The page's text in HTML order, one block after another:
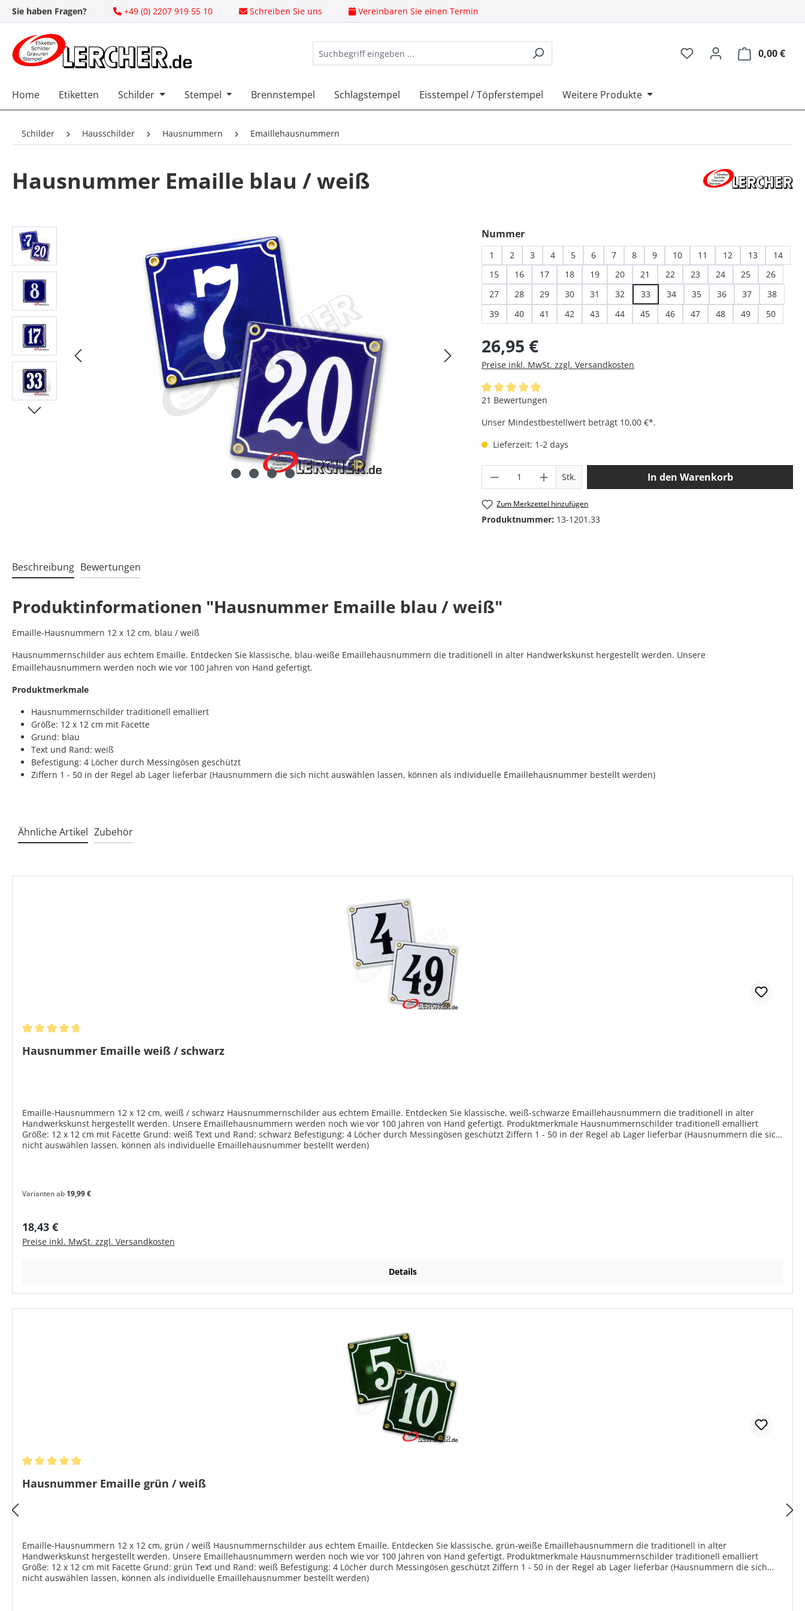
Hauptinhalt springen
Zur Suche springen
Zur Hauptnavigation springen
Sie haben Fragen? +49 (0) 2207 919 55 10 Schreiben Sie uns Vereinbaren Sie einen Termin
0,00 €
Home Etiketten Schilder Stempel Brennstempel Schlagstempel Eisstempel / Töpferstempel Weitere Produkte
Schilder Hausschilder Hausnummern Emaillehausnummern
Hausnummer Emaille blau / weiß
Bildergalerie überspringen Nummerauswählen
1 2 3 4 5 6 7 8 9 10 11 12 13
14
15
16 17 18 19 20 21 22 23 24 25
26
27
28 29 30 31 32 33 34 35 36 37
38
39
40 41 42 43 44 45 46 47 48 49 50
Regulärer Preis:
26,95 €
Preise inkl. MwSt. zzgl. Versandkosten
Durchschnittliche Bewertung von 4.95 von 5 Sternen
21 Bewertungen
Unser Mindestbestellwert beträgt 10,00 €*.
Lieferzeit: 1-2 days
Produkt Anzahl: Gib den gewünschten Wert
Stk. In den Warenkorb
Zum Merkzettel hinzufügen
Produktnummer: 13-1201.33
Beschreibung Bewertungen
Produktinformationen "Hausnummer Emaille blau / weiß"
Emaille-Hausnummern 12 x 12 cm, blau / weiß
Hausnummernschilder aus echtem Emaille. Entdecken Sie klassische, blau-weiße Emaillehausnummern die traditionell in alter Handwerkskunst hergestellt werden. Unsere
Emaillehausnummern werden noch wie vor 100 Jahren von Hand gefertigt.
Produktmerkmale
Hausnummernschilder traditionell emalliert
Größe: 12 x 12 cm mit Facette
Grund: blau
Text und Rand: weiß
Befestigung: 4 Löcher durch Messingösen geschützt
Ziffern 1 - 50 in der Regel ab Lager lieferbar (Hausnummern die sich nicht auswählen lassen, können als individuelle Emaillehausnummer bestellt werden)
Ähnliche Artikel Zubehör
Hausnummer Emaille weiß / schwarz
Emaille-Hausnummern 12 x 12 cm, weiß / schwarz Hausnummernschilder aus echtem Emaille. Entdecken Sie klassische, weiß-schwarze Emaillehausnummern die traditionell in alter
Handwerkskunst hergestellt werden. Unsere Emaillehausnummern werden noch wie vor 100 Jahren von Hand gefertigt. Produktmerkmale Hausnummernschilder traditionell emalliert
Größe: 12 x 12 cm mit Facette Grund: weiß Text und Rand: schwarz Befestigung: 4 Löcher durch Messingösen geschützt Ziffern 1 - 50 in der Regel ab Lager lieferbar (Hausnummern die sich
nicht auswählen lassen, können als individuelle Emaillehausnummer bestellt werden)
Varianten ab 19,99 €
Regulärer Preis:
18,43 €
Preise inkl. MwSt. zzgl. Versandkosten
Details
Hausnummer Emaille grün / weiß
Emaille-Hausnummern 12 x 12 cm, grün / weiß Hausnummernschilder aus echtem Emaille. Entdecken Sie klassische, grün-weiße Emaillehausnummern die traditionell in alter
Handwerkskunst hergestellt werden. Unsere Emaillehausnummern werden noch wie vor 100 Jahren von Hand gefertigt. Produktmerkmale Hausnummernschilder traditionell emalliert
Größe: 12 x 12 cm mit Facette Grund: grün Text und Rand: weiß Befestigung: 4 Löcher durch Messingösen geschützt Ziffern 1 - 50 in der Regel ab Lager lieferbar (Hausnummern die sich
nicht auswählen lassen, können als individuelle Emaillehausnummer bestellt werden)